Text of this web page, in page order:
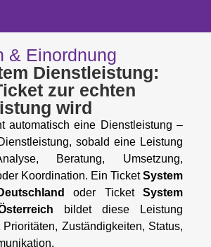
& Einordnung
Dienstleistung:
zur echten
wird
automatisch eine Dienstleistung –
sobald eine Leistung
Beratung, Umsetzung,
Koordination. Ein TicketSystem
oder Ticket System
bildet diese Leistung
Zuständigkeiten, Status,